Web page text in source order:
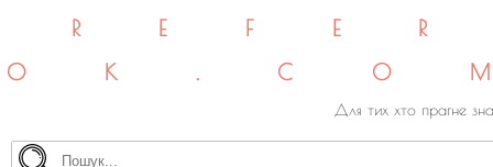
Для тих хто прагне